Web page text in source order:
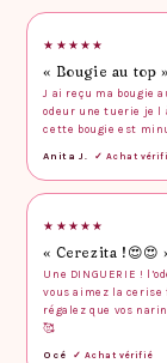
★★★★★
« Bougie au top »
J ai reçu ma bougie
odeur une tuerie je l
cette bougie est
Anita J. ✓ Achat
★★★★★
« Cerezita !😍😍
Une DINGUERIE !
vous aimez la cerise
régalez que vos
🥰
Océ ✓ Achat vérifié